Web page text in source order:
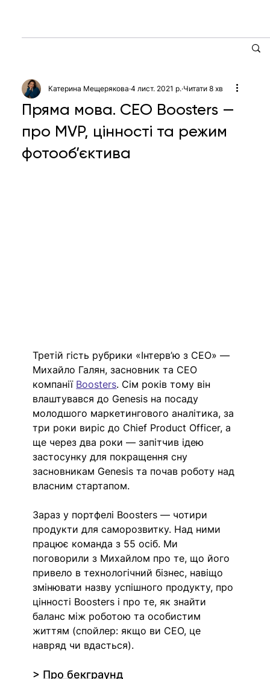
Пряма мова. CEO Boosters —
про MVP, цінності та режим
фотооб’єктива
Катерина Мещерякова 4 лист. 2021 р. Читати 8 хв
Третій гість рубрики «Інтерв’ю з СЕО» —
Михайло Галян, засновник та СЕО
компанії Boosters. Сім років тому він
влаштувався до Genesis на посаду
молодшого маркетингового аналітика, за
три роки виріс до Chief Product Officer, а
ще через два роки — запітчив ідею
застосунку для покращення сну
засновникам Genesis та почав роботу над
власним стартапом.
Зараз у портфелі Boosters — чотири
продукти для саморозвитку. Над ними
працює команда з 55 осіб. Ми
поговорили з Михайлом про те, що його
привело в технологічний бізнес, навіщо
змінювати назву успішного продукту, про
цінності Boosters і про те, як знайти
баланс між роботою та особистим
життям (спойлер: якщо ви СЕО, це
навряд чи вдасться).
> Про бекграунд